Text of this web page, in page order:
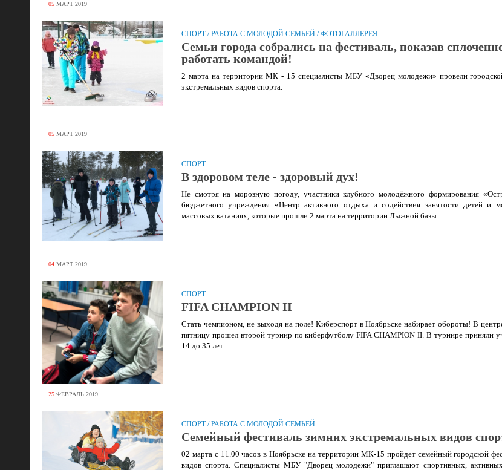
05 МАРТ 2019
05 МАРТ 2019
СПОРТ/РАБОТА С МОЛОДОЙ СЕМЬЕЙ /ФОТОГАЛЛЕРЕЯ
Семьи города собрались на фестиваль, показав
работать командой!
2 марта на территории МК - 15 специалисты МБУ «Дворец молодежи» провели
экстремальных видов спорта.
04 МАРТ 2019
СПОРТ
В здоровом теле - здоровый дух!
Не смотря на морозную погоду, участники клубного молодёжного формирования
бюджетного учреждения «Центр активного отдыха и содействия занятости детей и
массовых катаниях, которые прошли 2 марта на территории Лыжной базы.
25 ФЕВРАЛЬ 2019
СПОРТ
FIFA CHAMPION II
Стать чемпионом, не выходя на поле! Киберспорт в Ноябрьске набирает обороты! В
пятницу прошел второй турнир по киберфутболу FIFA CHAMPION II. В турнире приняли
14 до 35 лет.
СПОРТ/РАБОТА С МОЛОДОЙ СЕМЬЕЙ
Семейный фестиваль зимних экстремальных видов
02 марта с 11.00 часов в Ноябрьске на территории МК-15 пройдет семейный городской
видов спорта. Специалисты МБУ "Дворец молодежи" приглашают спортивных,